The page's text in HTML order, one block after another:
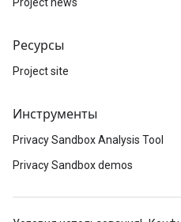
Ресурсы
Project site
Инструменты
Privacy Sandbox Analysis Tool
Privacy Sandbox demos